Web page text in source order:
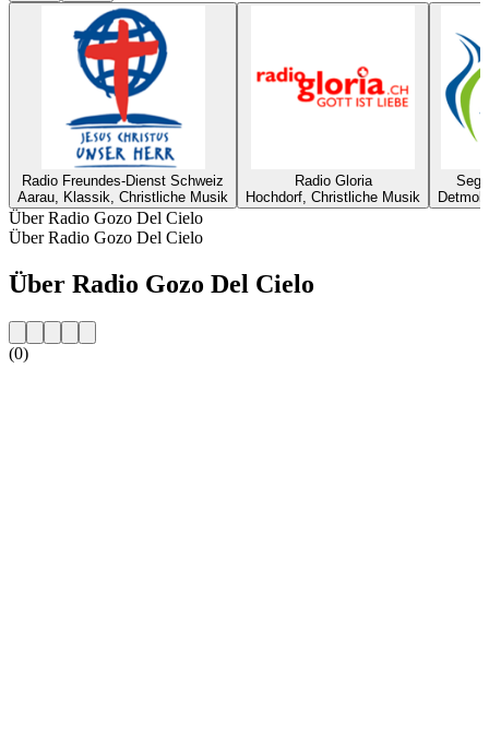
Radio Freundes-Dienst Schweiz
Aarau, Klassik, Christliche Musik
Radio Gloria
Hochdorf, Christliche Musik
Über Radio Gozo Del Cielo
Über Radio Gozo Del Cielo
Über Radio Gozo Del Cielo
(0)